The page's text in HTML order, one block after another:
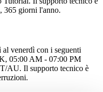
365 giorni l'anno.
venerdì con i seguenti
05:00 AM - 07:00 PM
AU. Il supporto tecnico è